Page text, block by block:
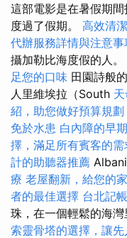
這部電影是在暑假期
度過了假期。 高效清
代辦服務詳情與注意事
攝加勒比海度假的人。
足您的口味 田園詩般
人里維埃拉（South
紹，助您做好預算規劃
免於水患 白內障的早
擇，滿足所有賓客的需
計的助聽器推薦
療 老屋翻新，給您的
者的最佳選擇 台北記
珠，在一個輕鬆的海灣
索靈骨塔的選擇，讓